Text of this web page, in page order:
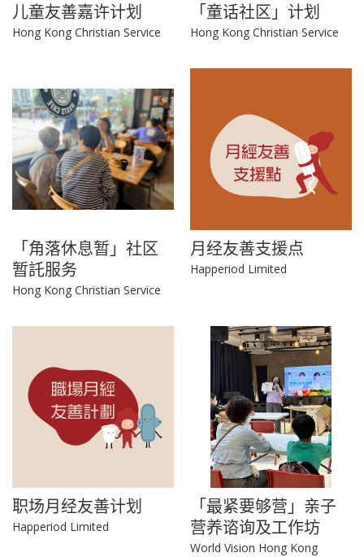
儿童友善嘉许计划
Hong Kong Christian Service
「童话社区」计划
Hong Kong Christian Service
「角落休息暂」社区
暂託服务
Hong Kong Christian Service
月经友善支援点
Happeriod Limited
职场月经友善计划
Happeriod Limited
「最紧要够营」亲子
营养谘询及工作坊
World Vision Hong Kong